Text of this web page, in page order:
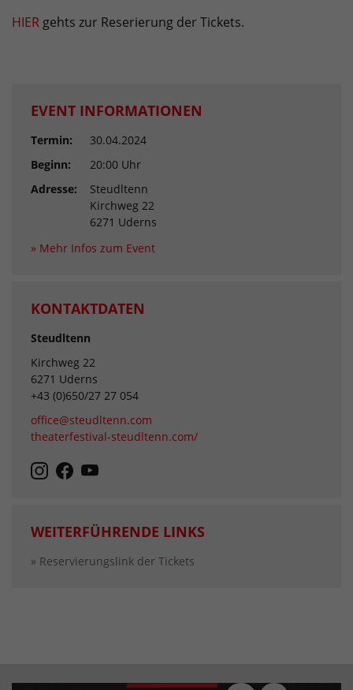
HIER gehts zur Reserierung der Tickets.
EVENT INFORMATIONEN
Termin:
30.04.2024
Beginn:
20:00 Uhr
Adresse:
Steudltenn
Kirchweg 22
6271 Uderns
» Mehr Infos zum Event
KONTAKTDATEN
Steudltenn
Kirchweg 22
6271 Uderns
+43 (0)650/27 27 054
office@steudltenn.com
theaterfestival-steudltenn.com/
WEITERFÜHRENDE LINKS
» Reservierungslink der Tickets